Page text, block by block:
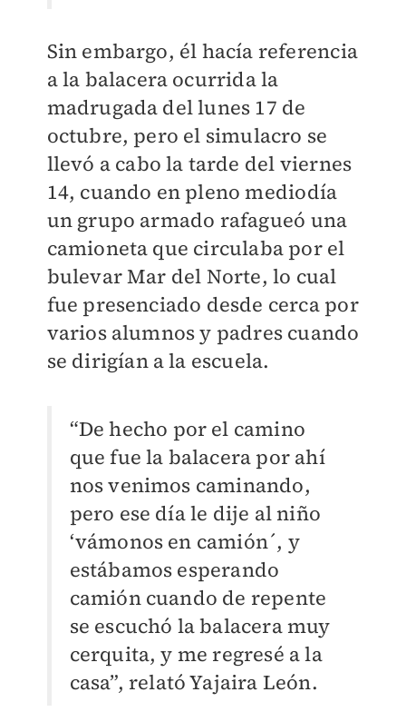
Sin embargo, él hacía referencia
a la balacera ocurrida la
madrugada del lunes 17 de
octubre, pero el simulacro se
llevó a cabo la tarde del viernes
14, cuando en pleno mediodía
un grupo armado rafagueó una
camioneta que circulaba por el
bulevar Mar del Norte, lo cual
fue presenciado desde cerca por
varios alumnos y padres cuando
se dirigían a la escuela.
“De hecho por el camino
que fue la balacera por ahí
nos venimos caminando,
pero ese día le dije al niño
‘vámonos en camión´, y
estábamos esperando
camión cuando de repente
se escuchó la balacera muy
cerquita, y me regresé a la
casa”, relató Yajaira León.